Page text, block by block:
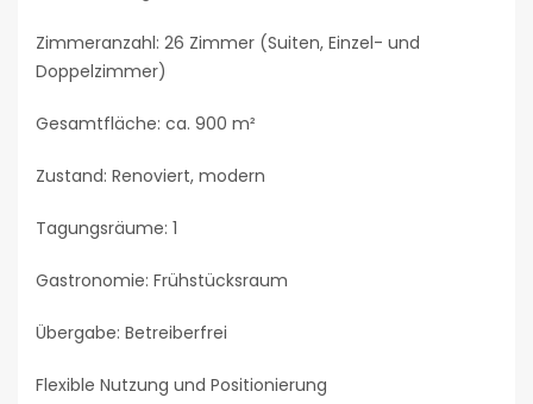
Zimmeranzahl: 26 Zimmer (Suiten, Einzel- und
Doppelzimmer)
Gesamtfläche: ca. 900 m²
Zustand: Renoviert, modern
Tagungsräume: 1
Gastronomie: Frühstücksraum
Übergabe: Betreiberfrei
Flexible Nutzung und Positionierung